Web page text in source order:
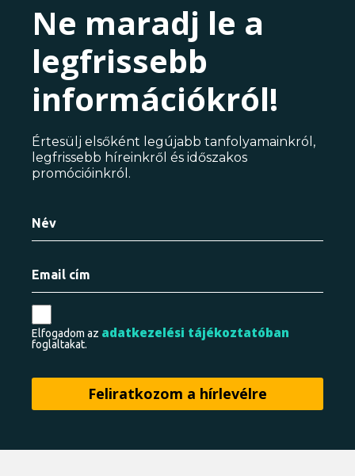
Ne maradj le a
legfrissebb
információkról!
Értesülj elsőként legújabb tanfolyamainkról,
legfrissebb híreinkről és időszakos
promócióinkról.
Elfogadom az adatkezelési tájékoztatóban
foglaltakat.